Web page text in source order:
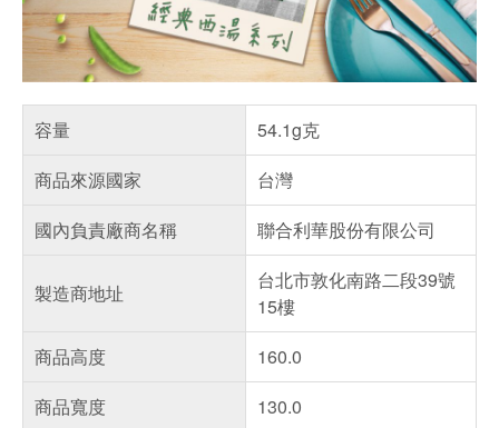
容量
54.1g克
商品來源國家
台灣
國內負責廠商名稱
聯合利華股份有限公司
製造商地址
台北市敦化南路二段39號
15樓
商品高度
160.0
商品寬度
130.0